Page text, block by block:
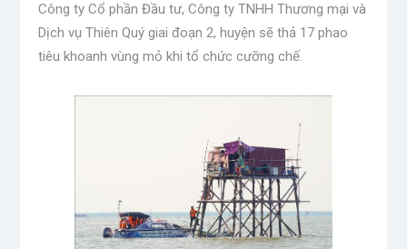
Công ty Cổ phần Đầu tư, Công ty TNHH Thương mại và
Dịch vụ Thiên Quý giai đoạn 2, huyện sẽ thả 17 phao
tiêu khoanh vùng mỏ khi tổ chức cưỡng chế.